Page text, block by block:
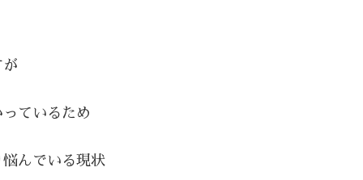
ているため
んでいる現状